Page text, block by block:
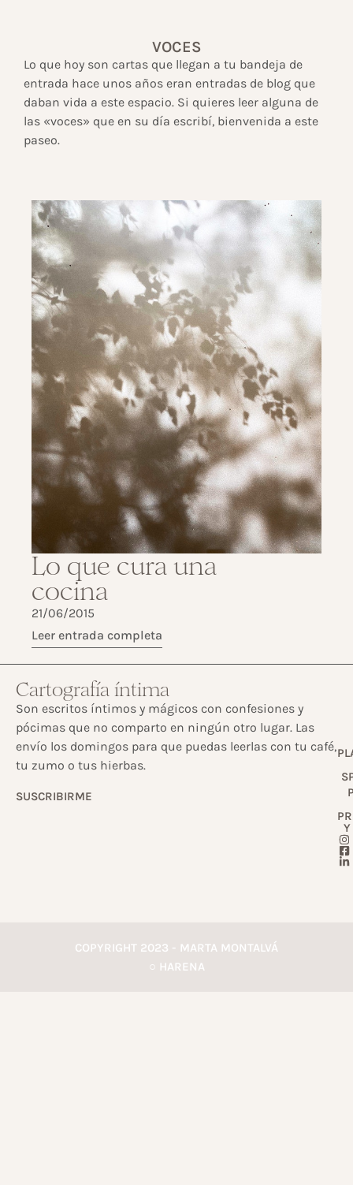
VOCES
Lo que hoy son cartas que llegan a tu bandeja de
entrada hace unos años eran entradas de blog que
daban vida a este espacio. Si quieres leer alguna de
las «voces» que en su día escribí, bienvenida a este
paseo.
Lo que cura una
cocina
21/06/2015
Leer entrada completa
Cartografía íntima
Son escritos íntimos y mágicos con confesiones y
pócimas que no comparto en ningún otro lugar. Las
envío los domingos para que puedas leerlas con tu café,
tu zumo o tus hierbas.
SUSCRIBIRME
Y
COPYRIGHT 2023 - MARTA MONTALVÁ
○ HARENA